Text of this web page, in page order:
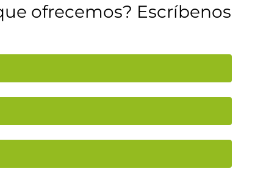
ofrecemos? Escríbenos